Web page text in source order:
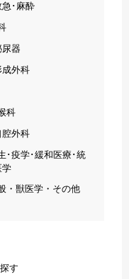
･麻酔
尿器
成外科
科
腔外科
･疫学･緩和医療･統
学
・獣医学・その他
す